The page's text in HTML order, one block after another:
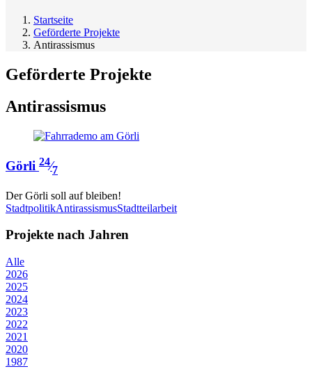
Startseite
Geförderte Projekte
Antirassismus
Geförderte Projekte
Antirassismus
Görli 24⁄7
Der Görli soll auf bleiben!
StadtpolitikAntirassismusStadtteilarbeit
Projekte nach Jahren
Alle
2026
2025
2024
2023
2022
2021
2020
1987